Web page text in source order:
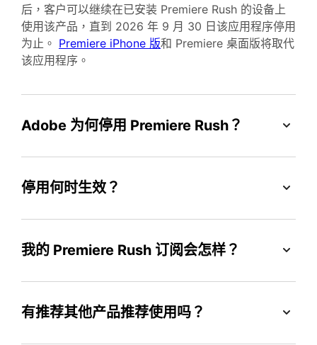
后，客户可以继续在已安装 Premiere Rush 的设备上
使用该产品，直到 2026 年 9 月 30 日该应用程序停用
为止。 Premiere iPhone 版和 Premiere 桌面版将取代
该应用程序。
Adobe 为何停用 Premiere Rush？
停用何时生效？
我的 Premiere Rush 订阅会怎样？
有推荐其他产品推荐使用吗？